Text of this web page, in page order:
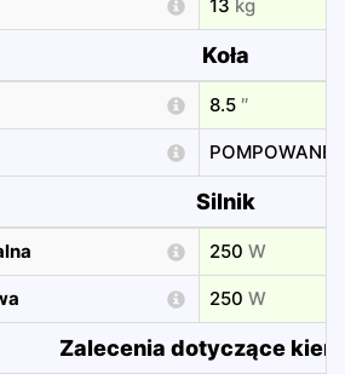
13 kg
Koła
8.5 ″
POMPOWANE
Silnik
250 W
250 W
Zalecenia dotyczące